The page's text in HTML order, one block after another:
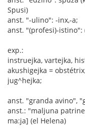
Spusi)
anst. "-ulino": -inx,-a;
anst. "(profesi)-istino":
exp.:
instruejka, vartejka,
akushigejka =
jug^hejka;
anst. "granda avino",
anst.: "maljuna
ma:ja] (el Helena)